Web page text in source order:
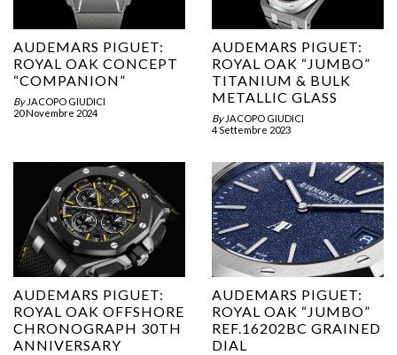
AUDEMARS PIGUET:
ROYAL OAK CONCEPT
“COMPANION”
By JACOPO GIUDICI
20 Novembre 2024
AUDEMARS PIGUET:
ROYAL OAK “JUMBO”
TITANIUM & BULK
METALLIC GLASS
By JACOPO GIUDICI
4 Settembre 2023
AUDEMARS PIGUET:
ROYAL OAK OFFSHORE
CHRONOGRAPH 30TH
ANNIVERSARY
AUDEMARS PIGUET:
ROYAL OAK “JUMBO”
REF.16202BC GRAINED
DIAL